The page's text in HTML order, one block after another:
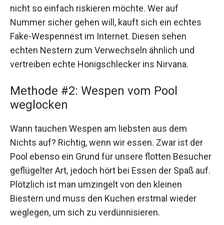
nicht so einfach riskieren möchte. Wer auf
Nummer sicher gehen will, kauft sich ein echtes
Fake-Wespennest im Internet. Diesen sehen
echten Nestern zum Verwechseln ähnlich und
vertreiben echte Honigschlecker ins Nirvana.
Methode #2: Wespen vom Pool
weglocken
Wann tauchen Wespen am liebsten aus dem
Nichts auf? Richtig, wenn wir essen. Zwar ist der
Pool ebenso ein Grund für unsere flotten Besucher
geflügelter Art, jedoch hört bei Essen der Spaß auf.
Plötzlich ist man umzingelt von den kleinen
Biestern und muss den Kuchen erstmal wieder
weglegen, um sich zu verdünnisieren.